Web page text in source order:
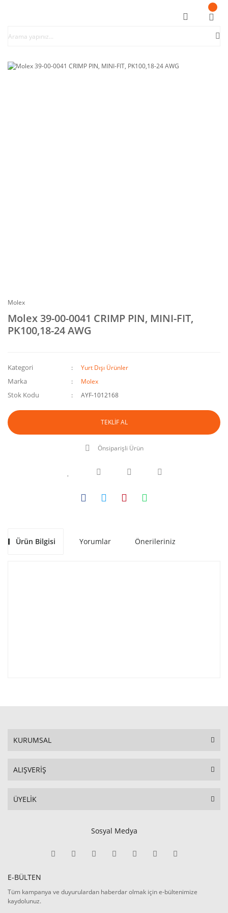
Molex
Molex 39-00-0041 CRIMP PIN, MINI-FIT,
PK100,18-24 AWG
Kategori Yurt Dışı Ürünler
Marka Molex
Stok Kodu AYF-1012168
TEKLİF AL
Önsiparişli Ürün
Ürün Bilgisi Yorumlar Önerileriniz
KURUMSAL
ALIŞVERİŞ
ÜYELİK
Sosyal Medya
E-BÜLTEN
Tüm kampanya ve duyurulardan haberdar olmak için e-bültenimize
kaydolunuz.